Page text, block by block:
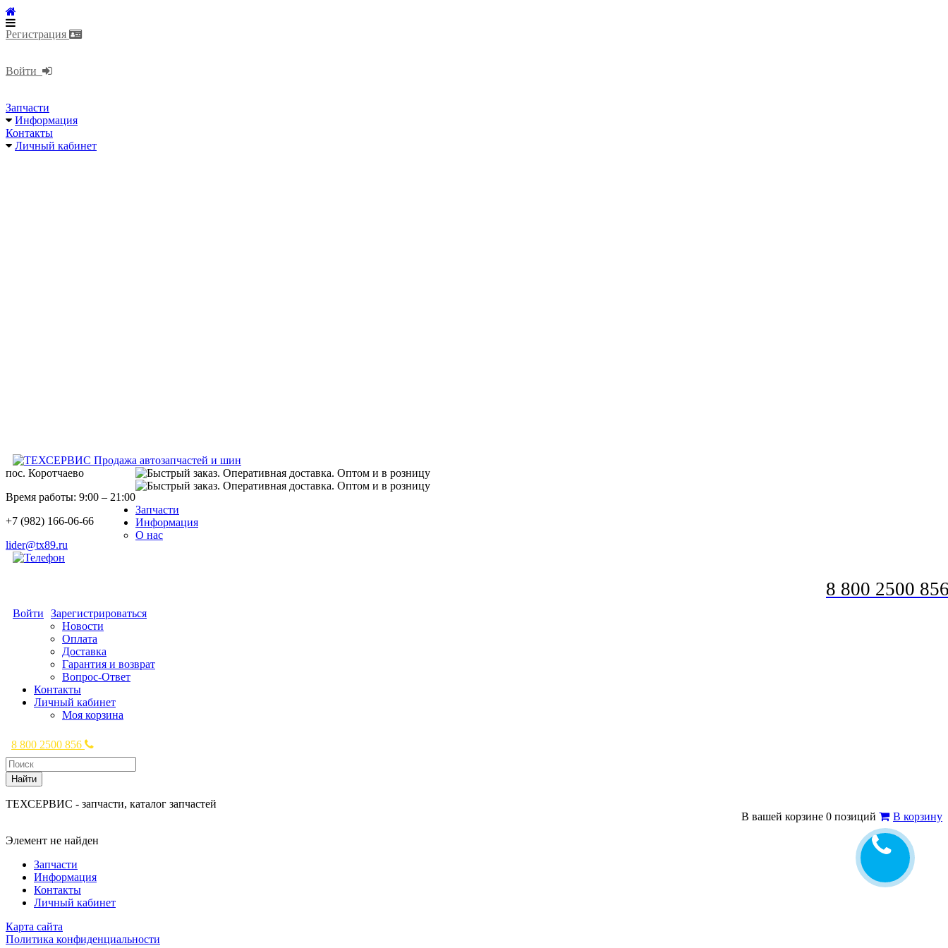
Регистрация
Войти
Запчасти
Информация
Контакты
Личный кабинет
Продажа автозапчастей и шин
пос. Коротчаево
Время работы: 9:00 – 21:00
+7 (982) 166-06-66
lider@tx89.ru
8 800 2500
Войти Зарегистрироваться
Запчасти
Информация
О нас
Новости
Оплата
Доставка
Гарантия и возврат
Вопрос-Ответ
Контакты
Личный кабинет
Моя корзина
8 800 2500 856
Найти
ТЕХСЕРВИС - запчасти, каталог запчастей
В вашей корзине 0 позиций
В корзину
Элемент не найден
Запчасти
Информация
Контакты
Личный кабинет
Карта сайта
Политика конфиденциальности